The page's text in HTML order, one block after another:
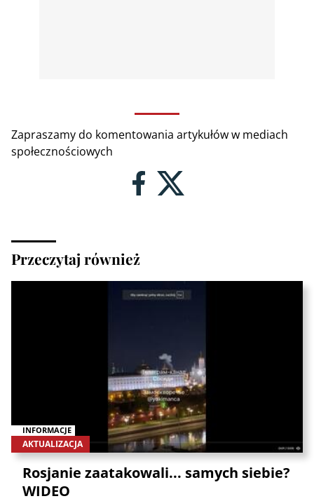
Zapraszamy do komentowania artykułów w mediach
społecznościowych
Przeczytaj również
INFORMACJE
AKTUALIZACJA
Rosjanie zaatakowali... samych siebie?
WIDEO